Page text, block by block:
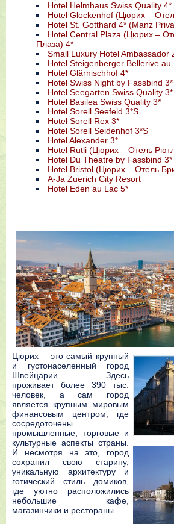
Hotel Helmhaus Swiss Quality 4*
Hotel Glockenhof (Цюрих –
Hotel St. Gotthard 4* (Manz
Hotel Central Plaza (Цюрих –
Плаза) 4*
Small Luxury Hotel Ambassador
Hotel Steigenberger Bellerive au
Hotel Glärnischhof 4*
Hotel Swiss Night by Fassbind 3*
Hotel Seegarten Swiss Quality 3*
Hotel Basilea Swiss Quality 3*
Hotel Sorell Seefeld 3*S
Hotel Sorell Rex 3*
Hotel Sorell Seidenhof 3*S
Hotel Alexander 3*
Hotel Rutli (Цюрих – Отель
Hotel Du Theatre by Fassbind 3*
Hotel Bristol (Цюрих – Отель
A-Ja Zuerich City Resort
Hotel Eden au Lac 5*
Цюрих – это самый крупный
и густонаселенный город
Швейцарии. Здесь
проживает более 390 тыс.
человек, а сам город
является крупным мировым
финансовым центром, где
сосредоточены
промышленные, торговые и
культурные аспекты страны.
И несмотря на это, город
сохранил свою старину,
уникальную архитектуру и
готический стиль домиков,
где уютно расположились
небольшие кафе,
магазинчики и рестораны.